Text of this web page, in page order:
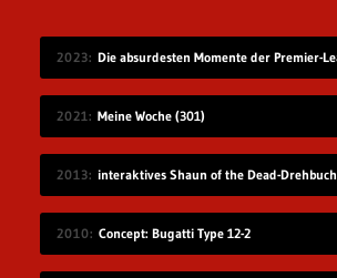
2023
2021 Meine Woche (301)
2013 interaktives Shaun of the Dead-Drehbuch
2010 Concept: Bugatti Type 12-2